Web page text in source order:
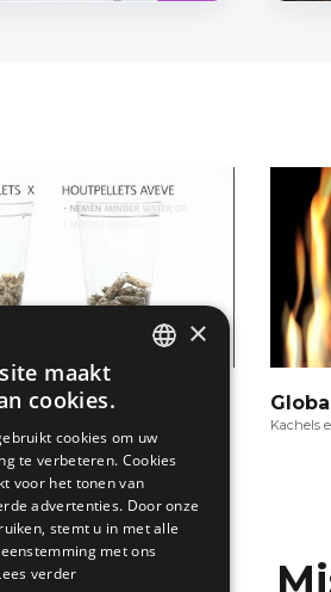
houtpellets
Kachels
×
maakt
cookies.
cookies om uw
te verbeteren. Cookies
voor het tonen van
advertenties. Door onze
stemt u in met alle
met ons
verder